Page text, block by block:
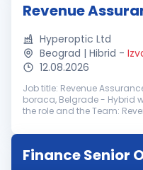
Revenue
Hyperoptic Ltd
Beograd | Hibrid -
12.08.2026
Job title: Revenue
boraca, Belgrade - Hybrid
the role and the Team:
and mitigating...
Finance Senior